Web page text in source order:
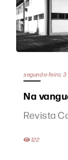
segunda-feira,
Na
Revista
122